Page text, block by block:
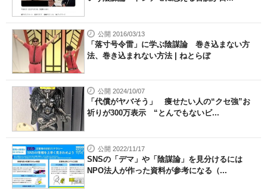
公開 2016/03/13
「落寸号令雷」に学ぶ陰謀論 巻き込まない方
法、巻き込まれない方法 | ねとらぼ
公開 2024/10/07
「代償がヤバそう」 痩せたい人の“クセ強”お
祈りが300万表示 “とんでもないビ...
公開 2022/11/17
SNSの「デマ」や「陰謀論」を見分けるには
NPO法人が作った資料が参考になる（...